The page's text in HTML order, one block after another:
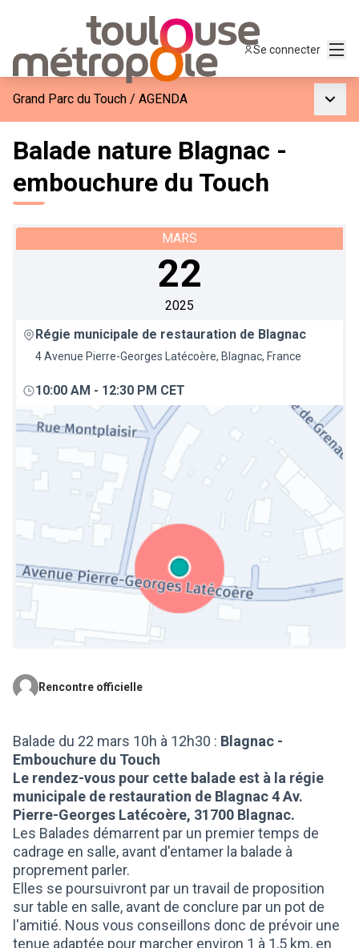
Se connecter
Grand Parc du Touch / AGENDA
Balade nature Blagnac -
embouchure du Touch
MARS
22
2025
Régie municipale de restauration de Blagnac
4 Avenue Pierre-Georges Latécoère, Blagnac, France
10:00 AM - 12:30 PM CET
(Lien externe)
Rencontre officielle
Balade du 22 mars 10h à 12h30 : Blagnac -
Embouchure du Touch
Le rendez-vous pour cette balade est à la régie
municipale de restauration de Blagnac 4 Av.
Pierre-Georges Latécoère, 31700 Blagnac.
Les Balades démarrent par un premier temps de
cadrage en salle, avant d'entamer la balade à
proprement parler.
Elles se poursuivront par un travail de proposition
sur table en salle, avant de conclure par un pot de
l'amitié. Nous vous conseillons donc de prévoir une
tenue adaptée pour marcher environ 1 à 1,5 km, en